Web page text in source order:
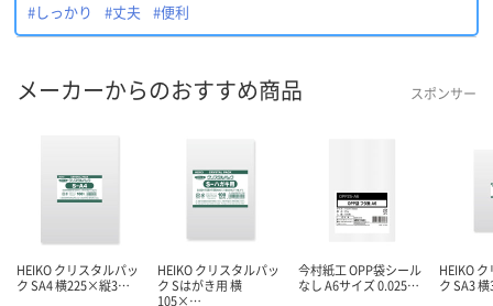
#しっかり
#丈夫 #便利
メーカーからのおすすめ商品 スポンサー
HEIKO クリスタルパッ
ク SA4 横225×縦3…
HEIKO クリスタルパッ
ク Sはがき用 横
105×…
今村紙工 OPP袋シール
なし A6サイズ 0.025…
HEIKO
ク SA3